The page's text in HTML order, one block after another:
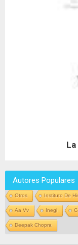
Autores Populares
Otros Instituto De
Aa Vv Inegi
Deepak Chopra